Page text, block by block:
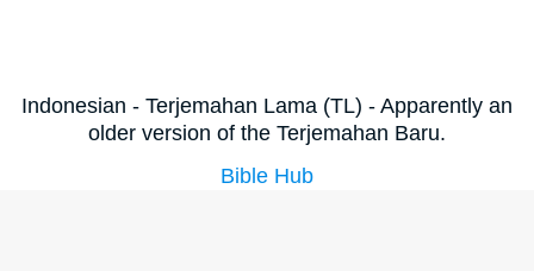
Indonesian - Terjemahan Lama (TL) - Apparently an
older version of the Terjemahan Baru.
Bible Hub